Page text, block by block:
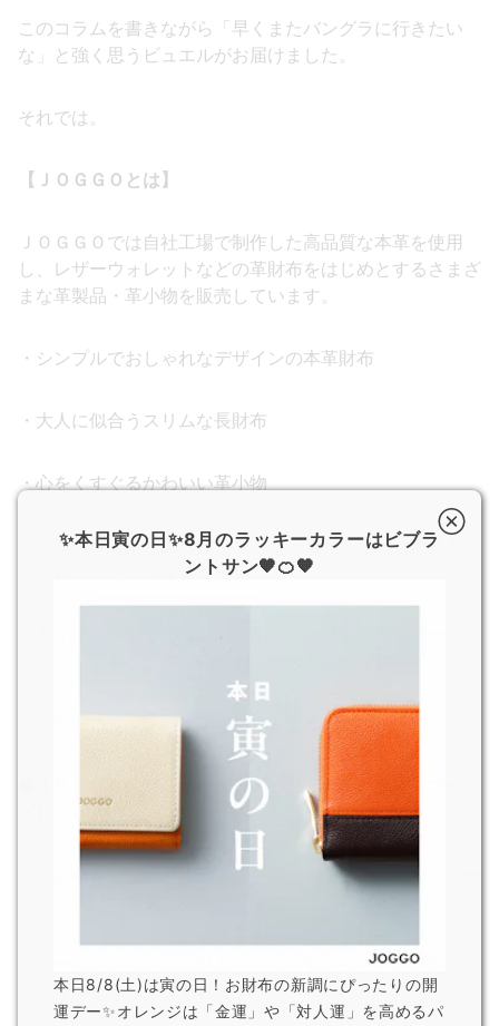
このコラムを書きながら「早くまたバングラに行きたい
な」と強く思うビュエルがお届けました。
それでは。
【ＪＯＧＧＯとは】
ＪＯＧＧＯでは自社工場で制作した高品質な本革を使用
し、レザーウォレットなどの革財布をはじめとするさまざ
まな革製品・革小物を販売しています。
・シンプルでおしゃれなデザインの本革財布
・大人に似合うスリムな長財布
・心をくすぐるかわいい革小物
ＪＯＧＧＯの革製品はメンズ・レディース問わず使えるお
しゃれでシンプルなデザイン。
職人がひとつひとつハンドメイドで作り上げるレザーアイ
ぜひ実際にラインナップを見てみてください。
■ＪＯＧＧＯのセミオーダーメイド（カラーカスタマイ
本革財布をはじめとするＪＯＧＧＯの革製品は、各革パー
カラーしだいで本革の魅力がぐんと引き立ち、自分だけの
特別なアイテムをつくれます。
✨本日寅の日✨8月のラッキーカラーはビブラ
ントサン🧡🍊🧡
本日8/8(土)は寅の日！お財布の新調にぴったりの開
運デー✨オレンジは「金運」や「対人運」を高めるパ